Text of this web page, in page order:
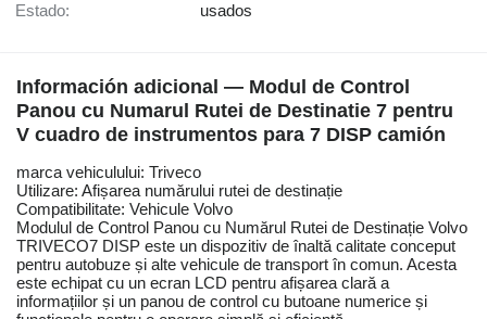
Estado: usados
Información adicional — Modul de Control
Panou cu Numarul Rutei de Destinatie 7 pentru
V cuadro de instrumentos para 7 DISP camión
marca vehiculului: Triveco
Utilizare: Afișarea numărului rutei de destinație
Compatibilitate: Vehicule Volvo
Modulul de Control Panou cu Numărul Rutei de Destinație Volvo
TRIVECO7 DISP este un dispozitiv de înaltă calitate conceput
pentru autobuze și alte vehicule de transport în comun. Acesta
este echipat cu un ecran LCD pentru afișarea clară a
informațiilor și un panou de control cu butoane numerice și